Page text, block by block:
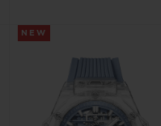
NEW